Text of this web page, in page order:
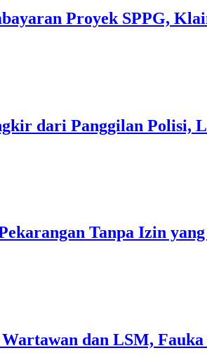
Proyek SPPG,
dari Panggilan Polisi,
Tanpa Izin
dan LSM,